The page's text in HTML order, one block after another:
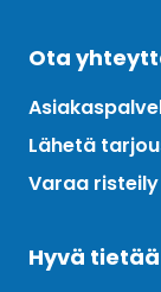
Ota
Lähetä
Varaa risteily
Hyvä tietää